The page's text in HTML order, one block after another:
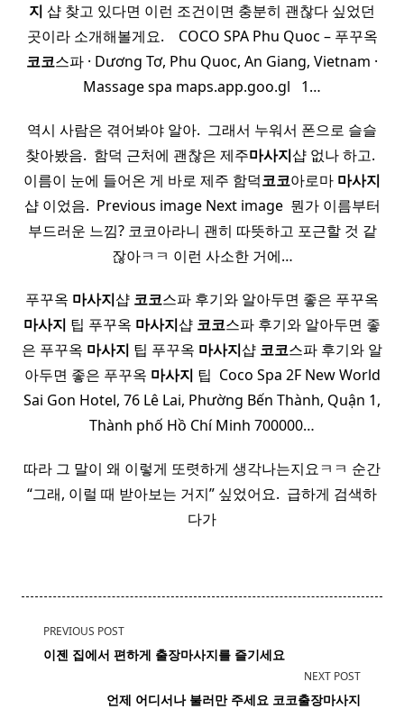
지 샵 찾고 있다면 이런 조건이면 충분히 괜찮다 싶었던
곳이라 소개해볼게요. ​ ​ ​ COCO SPA Phu Quoc – 푸꾸옥
코코스파 · Dương Tơ, Phu Quoc, An Giang, Vietnam ·
Massage spa maps.app.goo.gl ​ ​ 1…
역시 사람은 겪어봐야 알아. ​ 그래서 누워서 폰으로 슬슬
찾아봤음. ​ 함덕 근처에 괜찮은 제주마사지샵 없나 하고. ​
이름이 눈에 들어온 게 바로 제주 함덕코코아로마 마사지
샵 이었음. ​ Previous image Next image ​ 뭔가 이름부터
부드러운 느낌? 코코아라니 괜히 따뜻하고 포근할 것 같
잖아ㅋㅋ 이런 사소한 거에…
푸꾸옥 마사지샵 코코스파 후기와 알아두면 좋은 푸꾸옥
마사지 팁 푸꾸옥 마사지샵 코코스파 후기와 알아두면 좋
은 푸꾸옥 마사지 팁 푸꾸옥 마사지샵 코코스파 후기와 알
아두면 좋은 푸꾸옥 마사지 팁 ​ Coco Spa 2F New World
Sai Gon Hotel, 76 Lê Lai, Phường Bến Thành, Quận 1,
Thành phố Hồ Chí Minh 700000…
따라 그 말이 왜 이렇게 또렷하게 생각나는지요ㅋㅋ 순간
“그래, 이럴 때 받아보는 거지” 싶었어요. ​ 급하게 검색하
다가
<span
class="nav-
PREVIOUS POST
이젠 집에서 편하게 출장마사지를 즐기세요
NEXT POST
언제 어디서나 불러만 주세요 코코출장마사지